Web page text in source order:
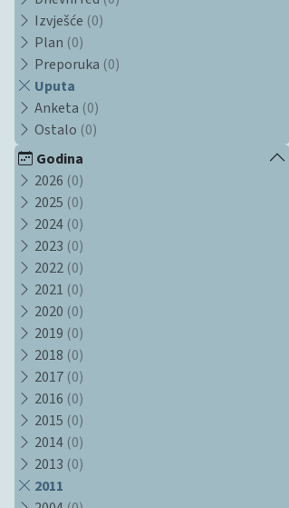
Izvješće (0)
Plan (0)
Preporuka (0)
Uputa
Anketa (0)
Ostalo (0)
Godina
2026 (0)
2025 (0)
2024 (0)
2023 (0)
2022 (0)
2021 (0)
2020 (0)
2019 (0)
2018 (0)
2017 (0)
2016 (0)
2015 (0)
2014 (0)
2013 (0)
2011